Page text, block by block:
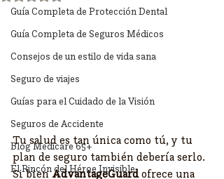
Guía Completa de Protección Dental
Guía Completa de Seguros Médicos
Consejos de un estilo de vida sana
Seguro de viajes
Guías para el Cuidado de la Visión
Seguros de Accidente
Blog Medicare 65+
El Rincón del Héroe Invisible
Tu salud es tan única como tú, y tu
plan de seguro también debería serlo.
Si bien AdvantageGuard ofrece una